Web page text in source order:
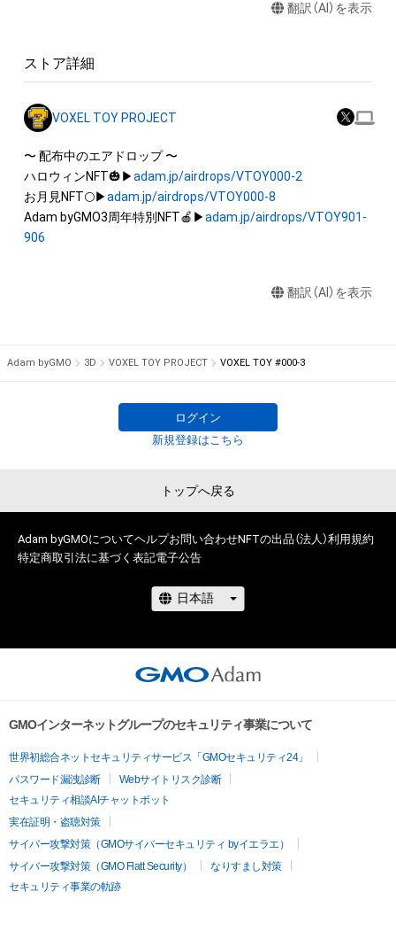
・本アイテムに関する創作物(画像および映像、音楽、商標または
産権(それらの権利を取得し、又はそれらの権利につき登録等を
作権を有する方、著作隣接権の権利者またはその管理委託を受
けている者によって保護されています。そのため、本アイテム
を保有していたとしても、本アイテムに関する創作物にかかる
知的財産権を有することを意味しません。
・本アイテムの著作権を有する方、著作隣接権の権利者またはそ
の管理委託を受けている者からの事前の同意なしに、上記の「本
アイテムの保有者が有する権利」の範囲を超えた行為、知的財産
翻訳（AI）を表示
ストア詳細
VOXEL TOY PROJECT
〜 配布中のエアドロップ 〜
ハロウィンNFT🎃▶adam.jp/airdrops/VTOY000-2
お月見NFT🌕▶adam.jp/airdrops/VTOY000-8
Adam byGMO3周年特別NFT🍎▶adam.jp/airdrops/VTOY901-
906
翻訳（AI）を表示
Adam byGMO 3D VOXEL TOY PROJECT VOXEL TOY #000-3
ログイン
新規登録はこちら
トップへ戻る
Adam byGMOについてヘルプお問い合わせNFTの出品（法人）利用規約
特定商取引法に基づく表記電子公告
GMOインターネットグループのセキュリティ事業について
世界初総合ネットセキュリティサービス「GMOセキュリティ24」
パスワード漏洩診断
Webサイトリスク診断
セキュリティ相談AIチャットボット
実在証明・盗聴対策
サイバー攻撃対策（GMOサイバーセキュリティ byイエラエ）
サイバー攻撃対策（GMO Flatt Security）
なりすまし対策
セキュリティ事業の軌跡